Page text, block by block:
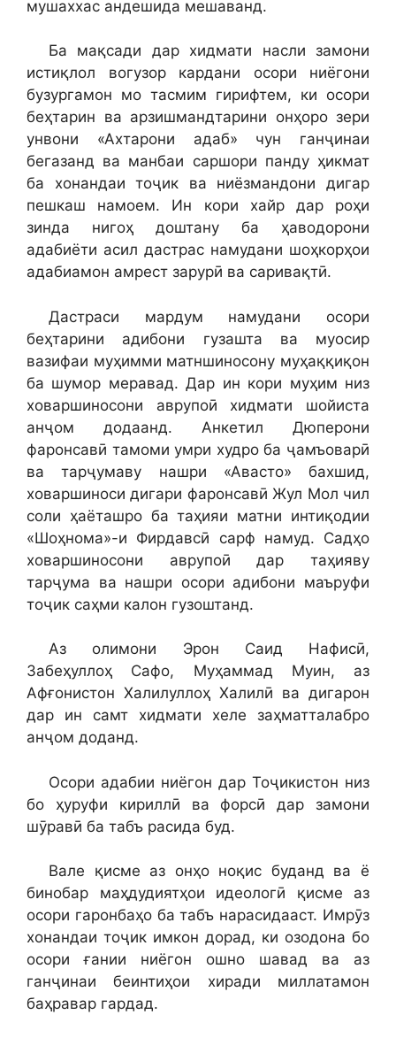
мушаххас андешида мешаванд.
Ба мақсади дар хидмати насли замони
истиқлол вогузор кардани осори ниёгони
бузургамон мо тасмим гирифтем, ки осори
беҳтарин ва арзишмандтарини онҳоро зери
унвони «Ахтарони адаб» чун ганҷинаи
бегазанд ва манбаи саршори панду ҳикмат
ба хонандаи тоҷик ва ниёзмандони дигар
пешкаш намоем. Ин кори хайр дар роҳи
зинда нигоҳ доштану ба ҳаводорони
адабиёти асил дастрас намудани шоҳкорҳои
адабиамон амрест зарурӣ ва саривақтӣ.
Дастраси мардум намудани осори
беҳтарини адибони гузашта ва муосир
вазифаи муҳимми матншиносону муҳаққиқон
ба шумор меравад. Дар ин кори муҳим низ
ховаршиносони аврупоӣ хидмати шойиста
анҷом додаанд. Анкетил Дюперони
фаронсавӣ тамоми умри худро ба ҷамъоварӣ
ва тарҷумаву нашри «Авасто» бахшид,
ховаршиноси дигари фаронсавӣ Жул Мол чил
соли ҳаёташро ба таҳияи матни интиқодии
«Шоҳнома»-и Фирдавсӣ сарф намуд. Садҳо
ховаршиносони аврупоӣ дар таҳияву
тарҷума ва нашри осори адибони маъруфи
тоҷик саҳми калон гузоштанд.
Аз олимони Эрон Саид Нафисӣ,
Забеҳуллоҳ Сафо, Муҳаммад Муин, аз
Афғонистон Халилуллоҳ Халилӣ ва дигарон
дар ин самт хидмати хеле заҳматталабро
анҷом доданд.
Осори адабии ниёгон дар Тоҷикистон низ
бо ҳуруфи кириллӣ ва форсӣ дар замони
шӯравӣ ба табъ расида буд.
Вале қисме аз онҳо ноқис буданд ва ё
бинобар маҳдудиятҳои идеологӣ қисме аз
осори гаронбаҳо ба табъ нарасидааст. Имрӯз
хонандаи тоҷик имкон дорад, ки озодона бо
осори ғании ниёгон ошно шавад ва аз
ганҷинаи беинтиҳои хиради миллатамон
баҳравар гардад.